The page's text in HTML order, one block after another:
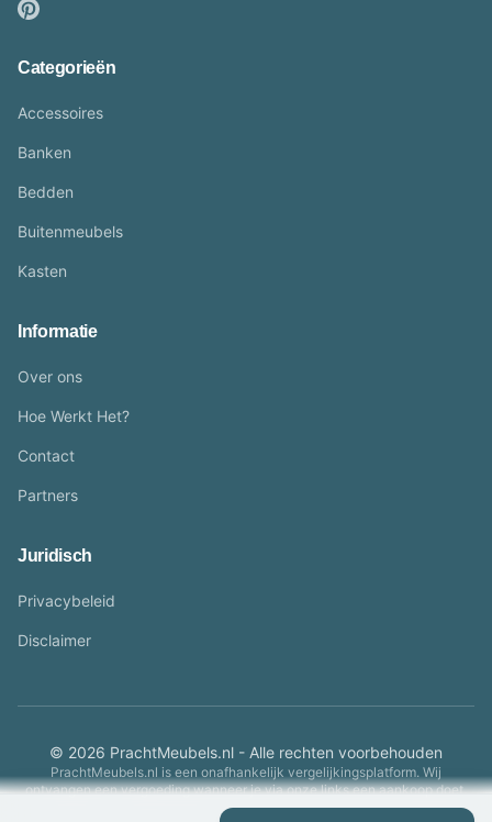
Categorieën
Accessoires
Banken
Bedden
Buitenmeubels
Kasten
Informatie
Over ons
Hoe Werkt Het?
Contact
Partners
Juridisch
Privacybeleid
Disclaimer
© 2026 PrachtMeubels.nl - Alle rechten voorbehouden
PrachtMeubels.nl is een onafhankelijk vergelijkingsplatform. Wij
ontvangen een vergoeding wanneer je via onze links een aankoop doet.